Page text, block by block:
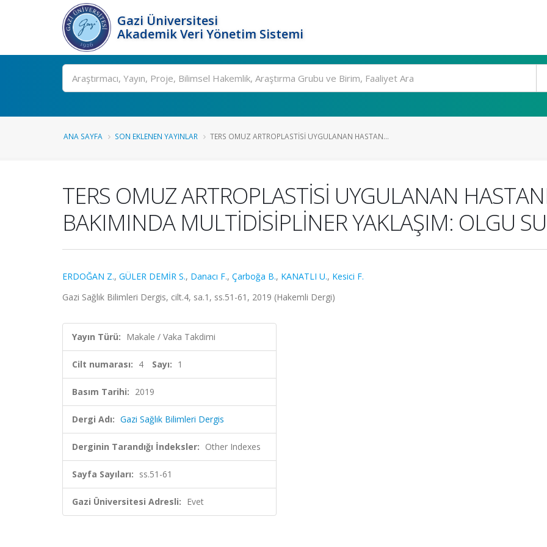
Gazi Üniversitesi
Akademik Veri Yönetim Sistemi
Ara
ANA SAYFA SON EKLENEN YAYINLAR TERS OMUZ ARTROPLASTİSİ UYGULANAN HASTAN...
TERS OMUZ ARTROPLASTİSİ UYGULANAN
BAKIMINDA MULTİDİSİPLİNER YAKLAŞIM: OLGU
ERDOĞAN Z., GÜLER DEMİR S., Danacı F., Çarboğa B., KANATLI U., Kesici F.
Gazi Sağlık Bilimleri Dergis, cilt.4, sa.1, ss.51-61, 2019 (Hakemli Dergi)
Yayın Türü: Makale / Vaka Takdimi
Cilt numarası: 4 Sayı: 1
Basım Tarihi: 2019
Dergi Adı: Gazi Sağlık Bilimleri Dergis
Derginin Tarandığı İndeksler: Other Indexes
Sayfa Sayıları: ss.51-61
Gazi Üniversitesi Adresli: Evet